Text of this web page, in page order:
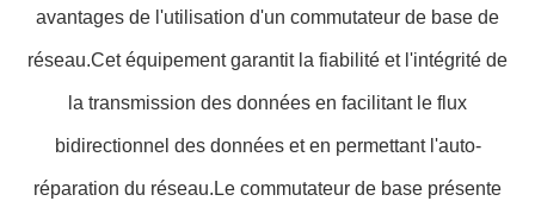
avantages de l'utilisation d'un commutateur de base de
réseau.Cet équipement garantit la fiabilité et l'intégrité de
la transmission des données en facilitant le flux
bidirectionnel des données et en permettant l'auto-
réparation du réseau.Le commutateur de base présente